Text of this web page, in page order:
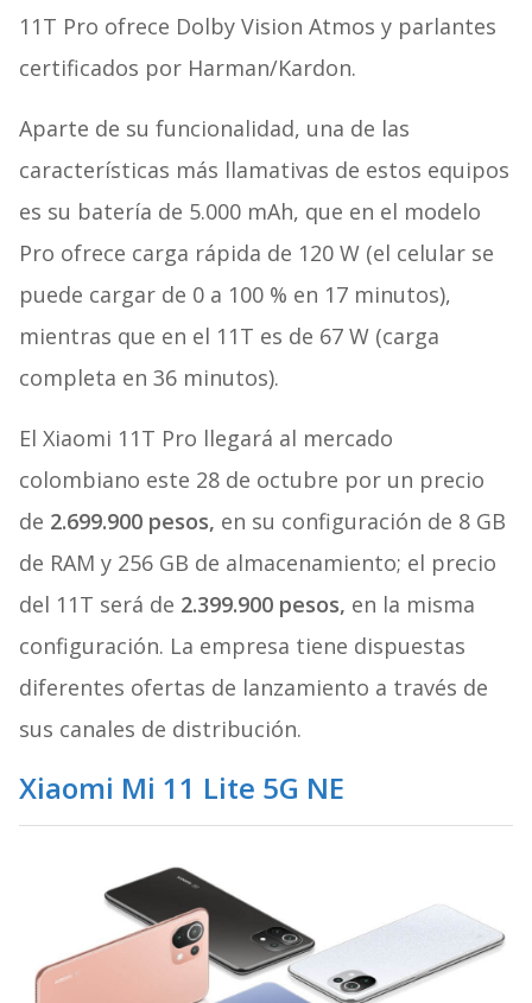
11T Pro ofrece Dolby Vision Atmos y parlantes
certificados por Harman/Kardon.
Aparte de su funcionalidad, una de las
características más llamativas de estos equipos
es su batería de 5.000 mAh, que en el modelo
Pro ofrece carga rápida de 120 W (el celular se
puede cargar de 0 a 100 % en 17 minutos),
mientras que en el 11T es de 67 W (carga
completa en 36 minutos).
El Xiaomi 11T Pro llegará al mercado
colombiano este 28 de octubre por un precio
de 2.699.900 pesos, en su configuración de 8 GB
de RAM y 256 GB de almacenamiento; el precio
del 11T será de 2.399.900 pesos, en la misma
configuración. La empresa tiene dispuestas
diferentes ofertas de lanzamiento a través de
sus canales de distribución.
Xiaomi Mi 11 Lite 5G NE